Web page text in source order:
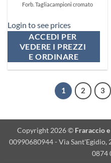
Forb. Tagliacampioni cromato
Login to see prices
ACCEDI PER
VEDERE I PREZZI
E ORDINARE
1 2 3
Copyright 2026 © Fraraccio
00990680944 - Via Sant'Egidio,
0874